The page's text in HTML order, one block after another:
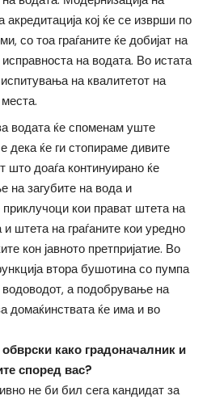
акредитација кој ќе се изврши по
со тоа граѓаните ќе добијат на
на водата. Во истата
на квалитетот на
водата ќе споменам уште
дека ќе ги стопираме дивите
што доаѓа континуирано ќе
на загубите на вода и
кои прават штета на
штета на граѓаните кои уредно
кон јавното претпријатие. Во
втора бушотина со пумпа
а подобрување на
домаќинствата ќе има и во
како градоначалник и
според вас?
не би бил сега кандидат за